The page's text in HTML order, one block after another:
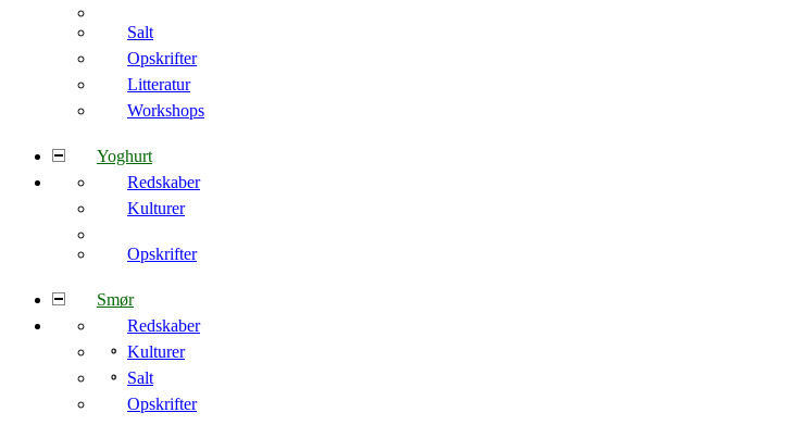
Salt
Opskrifter
Litteratur
Workshops
Yoghurt
Redskaber
Kulturer
Opskrifter
Smør
Redskaber
Kulturer
Salt
Opskrifter